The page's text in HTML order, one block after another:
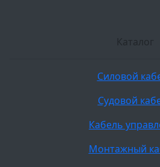
Каталог
Силовой
Судовой
Кабель
Монтажный